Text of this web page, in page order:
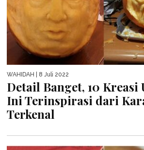
WAHIDAH | 8 Juli 2022
Detail Banget, 10 Kreasi
Ini Terinspirasi dari
Terkenal